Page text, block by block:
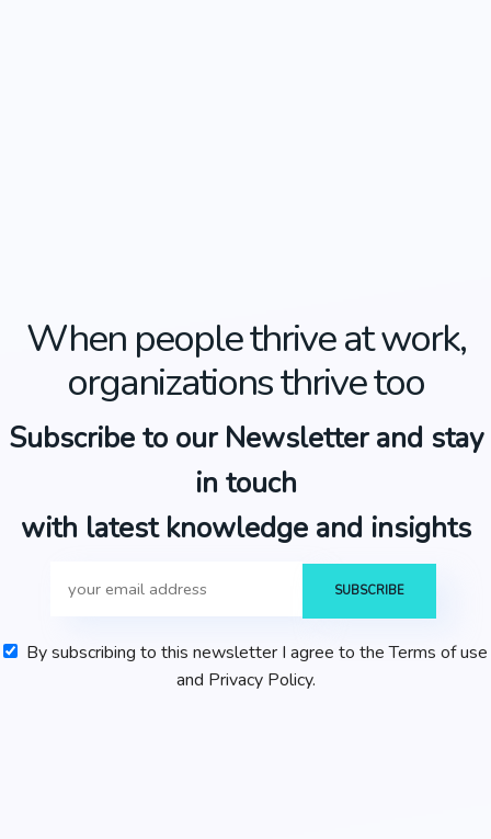
When people thrive at work,
organizations thrive too
Subscribe to our Newsletter and stay
in touch
with latest knowledge and insights
By subscribing to this newsletter I agree to the Terms of use
and Privacy Policy.